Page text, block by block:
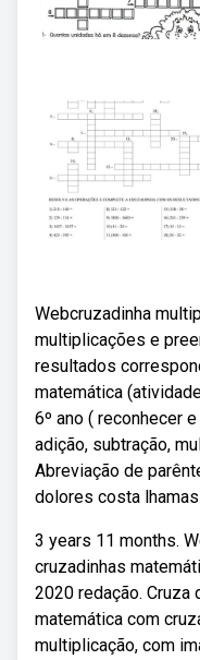
Webcruzadinha
multiplicações e
resultados
matemática
6º ano ( reconhecer
adição, subtração,
Abreviação de
dolores costa
3 years 11 months.
cruzadinhas
2020 redação. Cruza
matemática com
multiplicação, com